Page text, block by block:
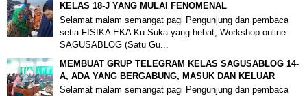
KELAS 18-J YANG MULAI FENOMENAL
Selamat malam semangat pagi Pengunjung dan pembaca
setia FISIKA EKA Ku Suka yang hebat, Workshop online
SAGUSABLOG (Satu Gu...
MEMBUAT GRUP TELEGRAM KELAS SAGUSABLOG 14-
A, ADA YANG BERGABUNG, MASUK DAN KELUAR
Selamat malam semangat pagi Pengunjung dan pembaca